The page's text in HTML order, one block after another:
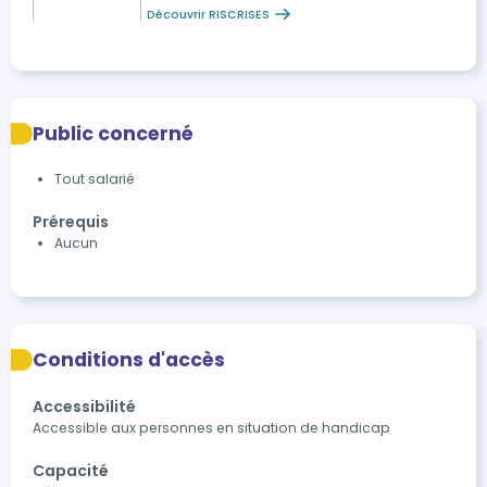
Découvrir RISCRISES
Public concerné
Tout salarié
Prérequis
Aucun
Conditions d'accès
Accessibilité
Accessible aux personnes en situation de handicap
Capacité